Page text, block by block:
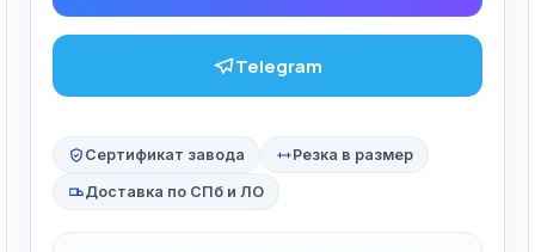
Telegram
Сертификат завода Резка в размер
Доставка по СПб и ЛО